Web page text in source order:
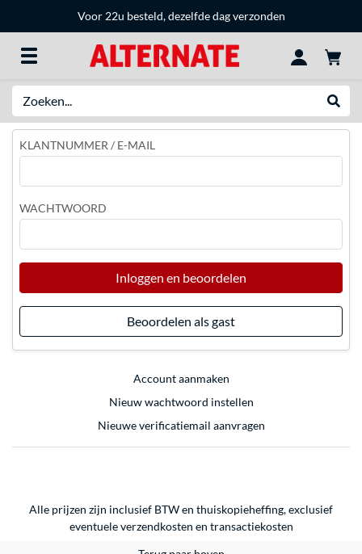
Voor 22u besteld, dezelfde dag verzonden
KLANTNUMMER / E-MAIL
WACHTWOORD
Inloggen en beoordelen
Beoordelen als gast
Account aanmaken
Nieuw wachtwoord instellen
Nieuwe verificatiemail aanvragen
Alle prijzen zijn inclusief BTW en thuiskopieheffing, exclusief
eventueleverzendkosten en transactiekosten